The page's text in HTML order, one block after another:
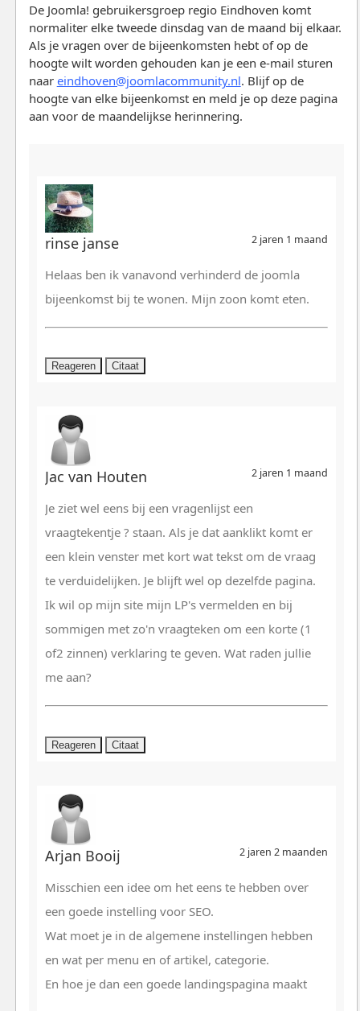
De Joomla! gebruikersgroep regio Eindhoven komt
normaliter elke tweede dinsdag van de maand bij elkaar.
Als je vragen over de bijeenkomsten hebt of op de
hoogte wilt worden gehouden kan je een e-mail sturen
naar eindhoven@joomlacommunity.nl. Blijf op de
hoogte van elke bijeenkomst en meld je op deze pagina
aan voor de maandelijkse herinnering.
rinse janse 2 jaren 1 maand
Helaas ben ik vanavond verhinderd de joomla
bijeenkomst bij te wonen. Mijn zoon komt eten.
Reageren Citaat
Jac van Houten 2 jaren 1 maand
Je ziet wel eens bij een vragenlijst een
vraagtekentje ? staan. Als je dat aanklikt komt er
een klein venster met kort wat tekst om de vraag
te verduidelijken. Je blijft wel op dezelfde pagina.
Ik wil op mijn site mijn LP's vermelden en bij
sommigen met zo'n vraagteken om een korte (1
of2 zinnen) verklaring te geven. Wat raden jullie
me aan?
Reageren Citaat
Arjan Booij 2 jaren 2 maanden
Misschien een idee om het eens te hebben over
een goede instelling voor SEO.
Wat moet je in de algemene instellingen hebben
en wat per menu en of artikel, categorie.
En hoe je dan een goede landingspagina maakt